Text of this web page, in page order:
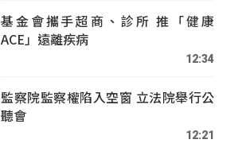
基金會攜手超商、診所 推「健康
ACE」遠離疾病
12:34
監察院監察權陷入空窗 立法院舉行公
聽會
12:21